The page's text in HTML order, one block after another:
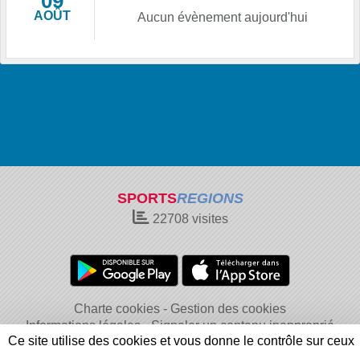
AOÛT Aucun évènement aujourd'hui
SPORTSREGIONS
22708visites
Charte cookies
Gestion des cookies
Informations légales
Signaler un contenu inapproprié
Ce site utilise des cookies et vous donne le contrôle sur ceux